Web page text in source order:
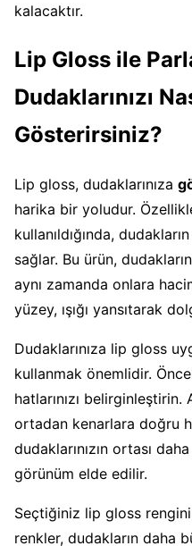
kalacaktır.
Lip Gloss ile
Dudaklarınızı
Gösterirsiniz?
Lip gloss, dudaklarınıza
harika bir yoludur.
kullanıldığında,
sağlar. Bu ürün,
aynı zamanda onlara
yüzey, ışığı yansıtarak
Dudaklarınıza lip gloss
kullanmak önemlidir.
hatlarınızı
ortadan kenarlara doğru
dudaklarınızın ortası
görünüm elde edilir.
Seçtiğiniz lip gloss
renkler, dudakların daha